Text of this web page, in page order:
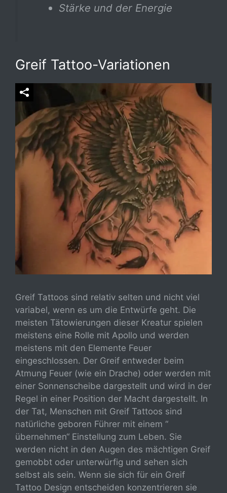
Stärke und der Energie
Greif Tattoo-Variationen
Greif Tattoos sind relativ selten und nicht viel
variabel, wenn es um die Entwürfe geht. Die
meisten Tätowierungen dieser Kreatur spielen
meistens eine Rolle mit Apollo und werden
meistens mit den Elemente Feuer
eingeschlossen. Der Greif entweder beim
Atmung Feuer (wie ein Drache) oder werden mit
einer Sonnenscheibe dargestellt und wird in der
Regel in einer Position der Macht dargestellt. In
der Tat, Menschen mit Greif Tattoos sind
natürliche geboren Führer mit einem “
übernehmen“ Einstellung zum Leben. Sie
werden nicht in den Augen des mächtigen Greif
gemobbt oder unterwürfig und sehen sich
selbst als sein. Wenn sie sich für ein Greif
Tattoo Design entscheiden konzentrieren sie